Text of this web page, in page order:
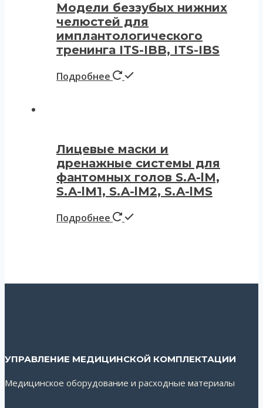
Модели беззубых нижних
челюстей для
имплантологического
тренинга ITS-IBB, ITS-IBS
Подробнее
Лицевые маски и
дренажные системы для
фантомных голов S.A-lM,
S.A-lM1, S.A-lM2, S.A-lMS
Подробнее
УПРАВЛЕНИЕ МЕДИЦИНСКОЙ КОМПЛЕКТАЦИИ
Медицинское оборудование и расходные материалы